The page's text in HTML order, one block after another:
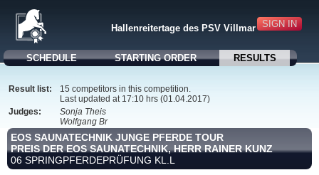
SIGN IN
Hallenreitertage des PSV Villmar
SCHEDULE STARTING ORDER RESULTS
Result list:
15 competitors in this competition.
Last updated at 17:10 hrs (01.04.2017)
Judges:
Sonja Theis
Wolfgang Br
EOS SAUNATECHNIK JUNGE PFERDE TOUR
PREIS DER EOS SAUNATECHNIK, HERR RAINER KUNZ
06 SPRINGPFERDEPRÜFUNG KL.L